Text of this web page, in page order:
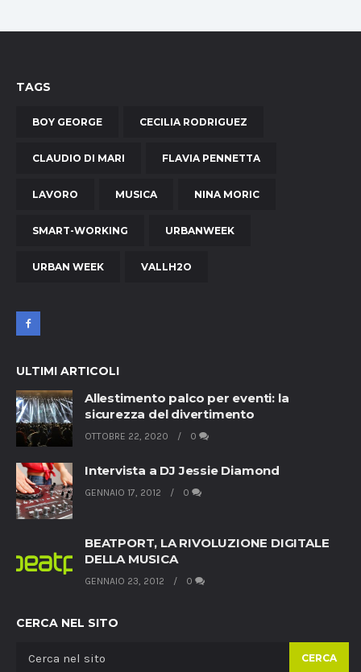
TAGS
BOY GEORGE CECILIA RODRIGUEZ
CLAUDIO DI MARI FLAVIA PENNETTA
LAVORO MUSICA NINA MORIC
SMART-WORKING URBANWEEK
URBAN WEEK VALLH2O
ULTIMI ARTICOLI
Allestimento palco per eventi: la
sicurezza del divertimento
OTTOBRE 22, 2020 0
Intervista a DJ Jessie Diamond
GENNAIO 17, 2012 0
BEATPORT, LA RIVOLUZIONE DIGITALE
DELLA MUSICA
GENNAIO 23, 2012 0
CERCA NEL SITO
CERCA